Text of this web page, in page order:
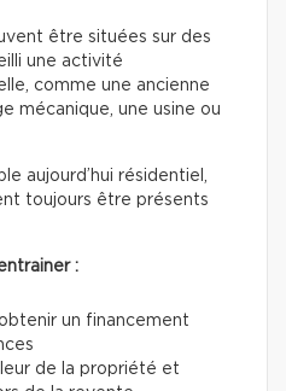
être situées sur des
une activité
comme une ancienne
mécanique, une usine ou
aujourd’hui résidentiel,
toujours être présents
:
un financement
de la propriété et